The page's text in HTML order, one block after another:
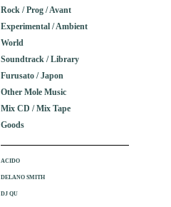
Rock / Prog / Avant
Experimental / Ambient
World
Soundtrack / Library
Furusato / Japon
Other Mole Music
Mix CD / Mix Tape
Goods
ACIDO
DELANO SMITH
DJ QU